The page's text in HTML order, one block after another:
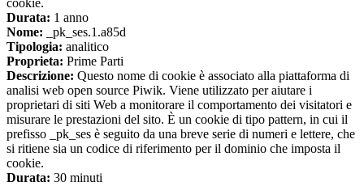
cookie.
Durata: 1 anno
Nome: _pk_ses.1.a85d
Tipologia: analitico
Proprieta: Prime Parti
Descrizione: Questo nome di cookie è associato alla piattaforma di
analisi web open source Piwik. Viene utilizzato per aiutare i
proprietari di siti Web a monitorare il comportamento dei visitatori e
misurare le prestazioni del sito. È un cookie di tipo pattern, in cui il
prefisso _pk_ses è seguito da una breve serie di numeri e lettere, che
si ritiene sia un codice di riferimento per il dominio che imposta il
cookie.
Durata: 30 minuti